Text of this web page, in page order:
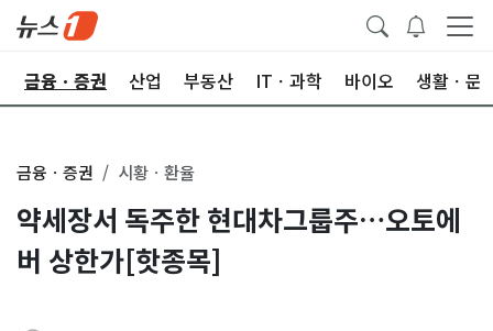
금융ㆍ증권 산업 부동산 ITㆍ과학 바이오 생활ㆍ문
금융ㆍ증권 시황ㆍ환율
약세장서 독주한 현대차그룹주…오토에
버 상한가[핫종목]